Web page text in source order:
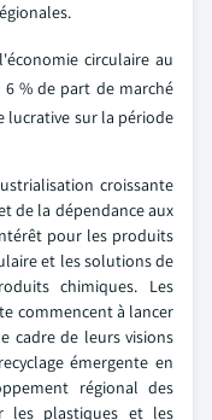
circulaire au
% de part de marché
lucrative sur la période
croissante
de la dépendance aux
pour les produits
et les solutions de
chimiques. Les
commencent à lancer
cadre de leurs visions
émergente en
régional des
les plastiques et les